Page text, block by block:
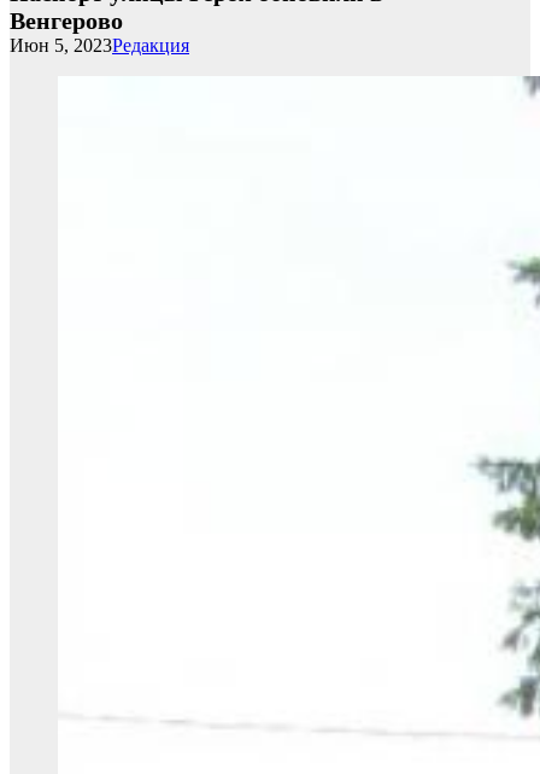
Венгерово
Редакция
Июн 5, 2023